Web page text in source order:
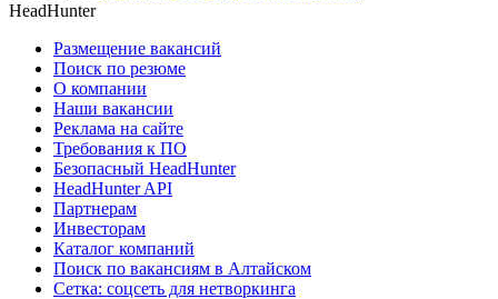
HeadHunter
Размещение вакансий
Поиск по резюме
О компании
Наши вакансии
Реклама на сайте
Требования к ПО
Безопасный HeadHunter
HeadHunter API
Партнерам
Инвесторам
Каталог компаний
Поиск по вакансиям в Алтайском
Сетка: соцсеть для нетворкинга